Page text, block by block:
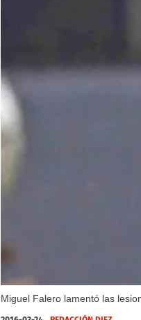
Miguel Falero lamentó las